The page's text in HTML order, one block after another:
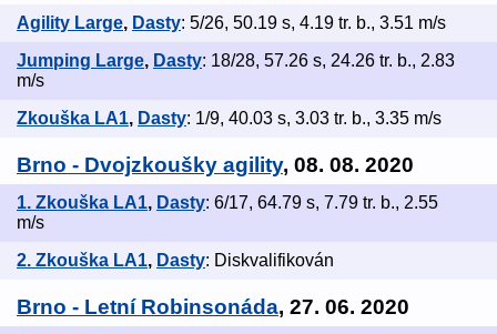
Agility Large, Dasty: 5/26, 50.19 s, 4.19 tr. b., 3.51 m/s
Jumping Large, Dasty: 18/28, 57.26 s, 24.26 tr. b., 2.83
m/s
Zkouška LA1, Dasty: 1/9, 40.03 s, 3.03 tr. b., 3.35 m/s
Brno - Dvojzkoušky agility, 08. 08. 2020
1. Zkouška LA1, Dasty: 6/17, 64.79 s, 7.79 tr. b., 2.55
m/s
2. Zkouška LA1, Dasty: Diskvalifikován
Brno - Letní Robinsonáda, 27. 06. 2020